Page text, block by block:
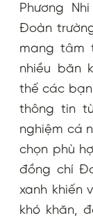
Phương
Đoàn
mang tâm
nhiều băn
thế các
thông tin
nghiệm cá
chọn phù
đồng chí
xanh khiến
khó khăn,